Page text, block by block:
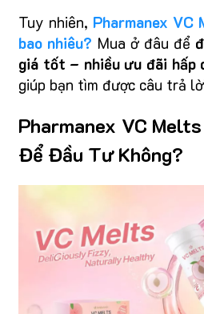
Tuy nhiên, Pharmanex VC
bao nhiêu? Mua ở đâu để
giá tốt – nhiều ưu đãi hấp
giúp bạn tìm được câu trả
Pharmanex VC
Để Đầu Tư Không?